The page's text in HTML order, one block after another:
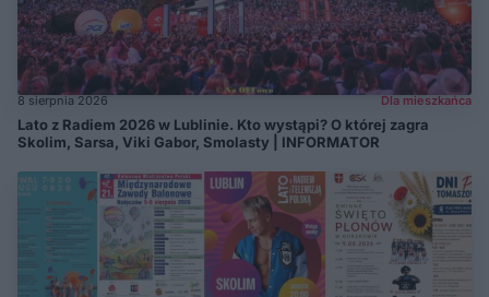
8 sierpnia 2026 Dla mieszkańca
Lato z Radiem 2026 w Lublinie. Kto wystąpi? O której zagra
Skolim, Sarsa, Viki Gabor, Smolasty | INFORMATOR